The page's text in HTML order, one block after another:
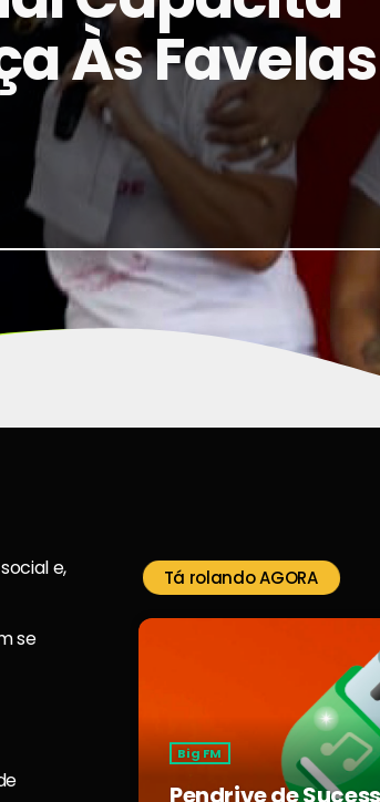
Às
e,
se
Tá rolando AGORA
Big FM
Pendrive de